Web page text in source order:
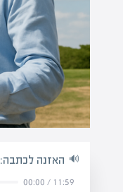
האזנה לכתבה:
11:59
/
00:00